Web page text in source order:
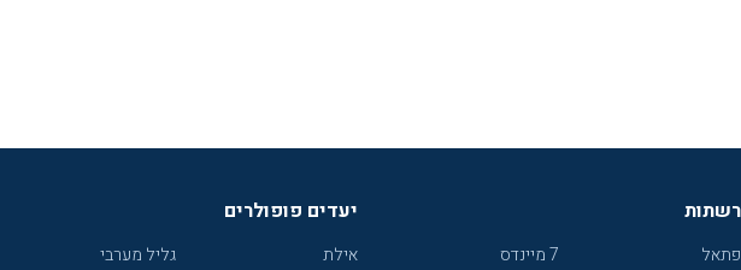
רשתות
פתאל
7 מיינדס
יעדים פופולרים
אילת
גליל מערבי